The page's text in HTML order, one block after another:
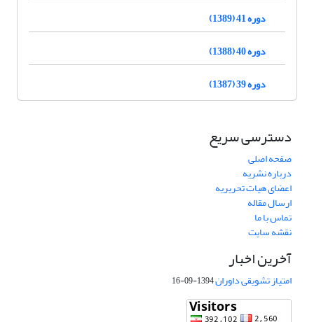
دوره 41 (1389)
دوره 40 (1388)
دوره 39 (1387)
دسترسی سریع
صفحه اصلی
درباره نشریه
اعضای هیات تحریریه
ارسال مقاله
تماس با ما
نقشه سایت
آخرین اخبار
امتیاز تشویقی داوران1394-09-16